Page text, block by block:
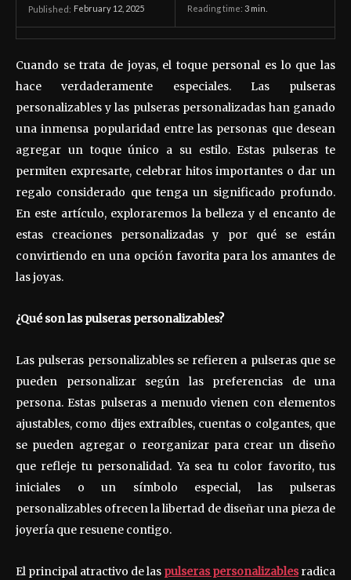
Published: February 12, 2025 Reading time: 3 min.
Cuando se trata de joyas, el toque personal es lo que las
hace verdaderamente especiales. Las pulseras
personalizables y las pulseras personalizadas han ganado
una inmensa popularidad entre las personas que desean
agregar un toque único a su estilo. Estas pulseras te
permiten expresarte, celebrar hitos importantes o dar un
regalo considerado que tenga un significado profundo.
En este artículo, exploraremos la belleza y el encanto de
estas creaciones personalizadas y por qué se están
convirtiendo en una opción favorita para los amantes de
las joyas.
¿Qué son las pulseras personalizables?
Las pulseras personalizables se refieren a pulseras que se
pueden personalizar según las preferencias de una
persona. Estas pulseras a menudo vienen con elementos
ajustables, como dijes extraíbles, cuentas o colgantes, que
se pueden agregar o reorganizar para crear un diseño
que refleje tu personalidad. Ya sea tu color favorito, tus
iniciales o un símbolo especial, las pulseras
personalizables ofrecen la libertad de diseñar una pieza de
joyería que resuene contigo.
El principal atractivo de las pulseras personalizablesradica